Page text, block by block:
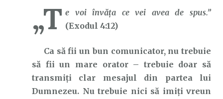
„T e voi învăţa ce vei avea de spus.”
(Exodul 4:12)
Ca să fii un bun comunicator, nu trebuie
să fii un mare orator – trebuie doar să
transmiți clar mesajul din partea lui
Dumnezeu. Nu trebuie nici să imiți vreun